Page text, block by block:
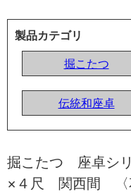
製品カテゴリ
掘こたつ
伝統和座卓
掘こたつ 座卓シ
×４尺 関西間 〈